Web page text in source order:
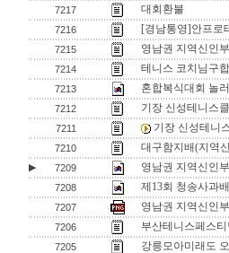
7217 대회환불
7216 [경남통영]안프로
7215 영남권 지역신인부
7214 테니스 코치님구
7213 혼합복식대회 놀
7212 기장 신성테니스
7211 기장 신성테니
7210 대구함지배(지역
▶ 7209 영남권 지역신인
7208 제13회 청송사과
7207 영남권 지역신인
7206 부산테니스페스
7205 강릉모아미래도